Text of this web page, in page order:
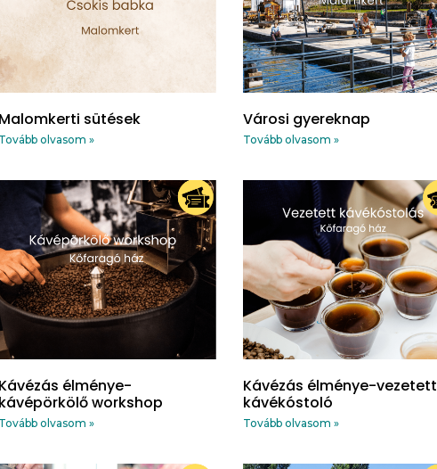
Malomkerti sütések
Tovább olvasom »
Városi gyereknap
Tovább olvasom »
Kávézás élménye-
kávépörkölő workshop
Tovább olvasom »
Kávézás élménye-vezetett
kávékóstoló
Tovább olvasom »